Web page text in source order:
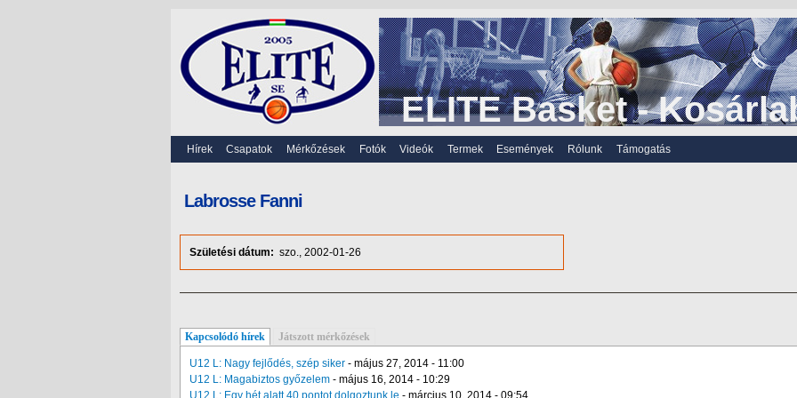
ELITE Basket -
Hírek Csapatok Mérkőzések Fotók Videók Termek Események Rólunk Támogatás
Labrosse Fanni
Születési dátum: szo., 2002-01-26
Kapcsolódó hírek Játszott mérkőzések
U12 L: Nagy fejlődés, szép siker - május 27, 2014 - 11:00
U12 L: Magabiztos győzelem - május 16, 2014 - 10:29
U12 L: Egy hét alatt 40 pontot dolgoztunk le - március 10, 2014 - 09:54